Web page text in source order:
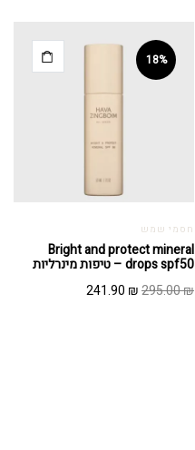
18%
חסמי שמש
Bright and protect mineral
drops spf50 – טיפות מינרליות
295.00₪
המחיר241.90 ₪
המחיר